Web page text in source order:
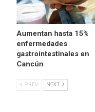
Aumentan hasta 15%
enfermedades
gastrointestinales en
Cancún
PREV NEXT